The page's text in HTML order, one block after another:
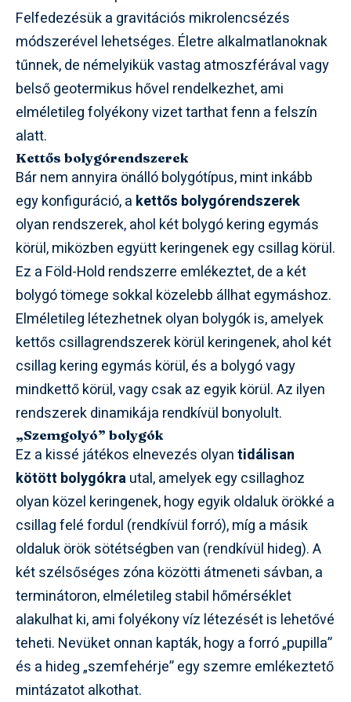
Felfedezésük a gravitációs mikrolencsézés
módszerével lehetséges. Életre alkalmatlanoknak
tűnnek, de némelyikük vastag atmoszférával vagy
belső geotermikus hővel rendelkezhet, ami
elméletileg folyékony vizet tarthat fenn a felszín
alatt.
Kettős bolygórendszerek
Bár nem annyira önálló bolygótípus, mint inkább
egy konfiguráció, a kettős bolygórendszerek
olyan rendszerek, ahol két bolygó kering egymás
körül, miközben együtt keringenek egy csillag körül.
Ez a Föld-Hold rendszerre emlékeztet, de a két
bolygó tömege sokkal közelebb állhat egymáshoz.
Elméletileg létezhetnek olyan bolygók is, amelyek
kettős csillagrendszerek körül keringenek, ahol két
csillag kering egymás körül, és a bolygó vagy
mindkettő körül, vagy csak az egyik körül. Az ilyen
rendszerek dinamikája rendkívül bonyolult.
„Szemgolyó” bolygók
Ez a kissé játékos elnevezés olyantidálisan
kötött bolygókrautal, amelyek egy csillaghoz
olyan közel keringenek, hogy egyik oldaluk örökké a
csillag felé fordul (rendkívül forró), míg a másik
oldaluk örök sötétségben van (rendkívül hideg). A
két szélsőséges zóna közötti átmeneti sávban, a
terminátoron, elméletileg stabil hőmérséklet
alakulhat ki, ami folyékony víz létezését is lehetővé
teheti. Nevüket onnan kapták, hogy a forró „pupilla”
és a hideg „szemfehérje” egy szemre emlékeztető
mintázatot alkothat.